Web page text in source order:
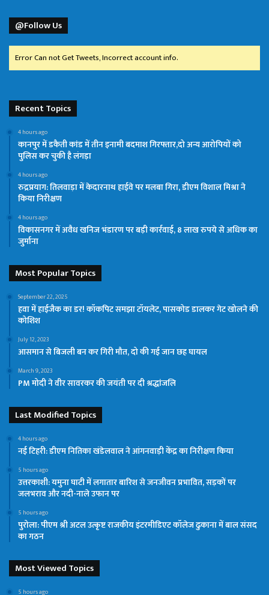
@Follow Us
Error Can not Get Tweets, Incorrect account info.
Recent Topics
4 hours ago
कानपुर में डकैती कांड में तीन इनामी बदमाश गिरफ्तार,दो अन्य आरोपियों को
पुलिस कर चुकी है लंगड़ा
4 hours ago
रुद्रप्रयाग: तिलवाड़ा में केदारनाथ हाईवे पर मलबा गिरा, डीएम विशाल मिश्रा ने
किया निरीक्षण
4 hours ago
विकासनगर में अवैध खनिज भंडारण पर बड़ी कार्रवाई, 8 लाख रुपये से अधिक का
जुर्माना
Most Popular Topics
September 22, 2025
हवा में हाईजैक का डर! कॉकपिट समझा टॉयलेट, पासकोड डालकर गेट खोलने की
कोशिश
July 12, 2023
आसमान से बिजली बन कर गिरी मौत, दो की गई जान छह घायल
March 9, 2023
PM मोदी ने वीर सावरकर की जयंती पर दी श्रद्धांजलि
Last Modified Topics
4 hours ago
नई टिहरी: डीएम नितिका खंडेलवाल ने आंगनवाड़ी केंद्र का निरीक्षण किया
5 hours ago
उत्तरकाशी: यमुना घाटी में लगातार बारिश से जनजीवन प्रभावित, सड़कों पर
जलभराव और नदी-नाले उफान पर
5 hours ago
पुरोला: पीएम श्री अटल उत्कृष्ट राजकीय इंटरमीडिएट कॉलेज ढुकाना में बाल संसद
का गठन
Most Viewed Topics
5 hours ago